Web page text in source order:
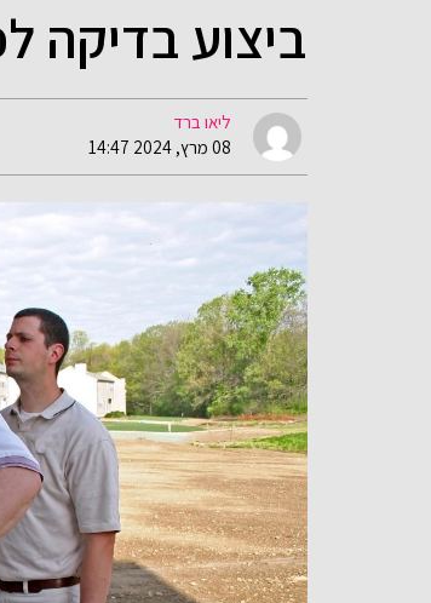
ביצוע בדיקה
ליאו ברד
08 מרץ, 2024 14:47